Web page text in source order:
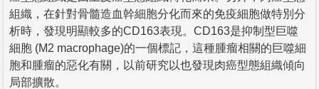
組織，在針對骨髓造血幹細胞分化而來的免疫細胞做特別分
析時，發現明顯較多的CD163表現。CD163是抑制型巨噬
細胞 (M2 macrophage)的一個標記，這種腫瘤相關的巨噬細
胞和腫瘤的惡化有關，以前研究以也發現肉癌型態組織傾向
局部擴散。